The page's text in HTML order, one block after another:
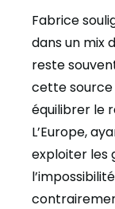
‌Fabrice
dans un mix
reste
cette
équilibrer le
L’Europe,
exploiter les